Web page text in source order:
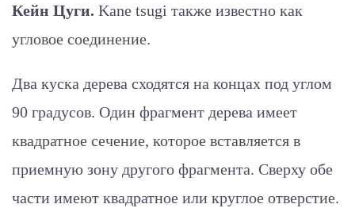
Кейн Цуги. Kane tsugi также известно как
угловое соединение.
Два куска дерева сходятся на концах под углом
90 градусов. Один фрагмент дерева имеет
квадратное сечение, которое вставляется в
приемную зону другого фрагмента. Сверху обе
части имеют квадратное или круглое отверстие.